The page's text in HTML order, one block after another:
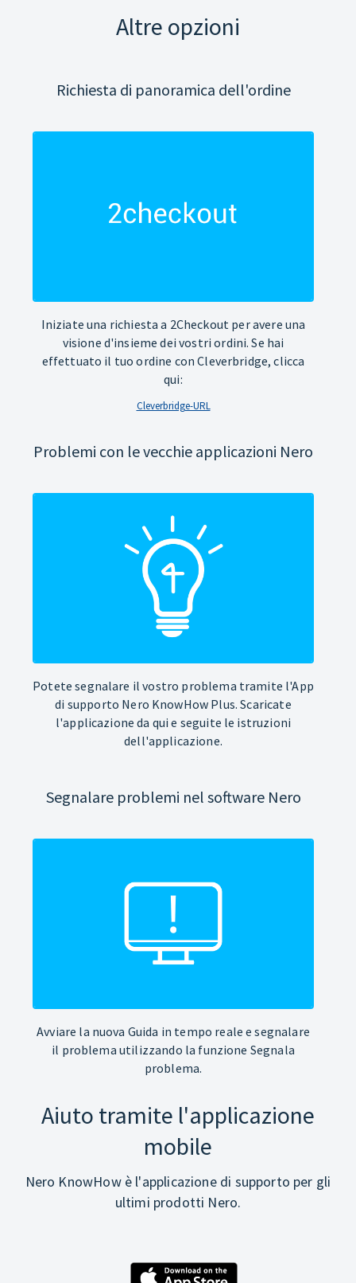
Altre opzioni
Richiesta di panoramica dell'ordine
Iniziate una richiesta a 2Checkout per avere una
visione d'insieme dei vostri ordini. Se hai
effettuato il tuo ordine con Cleverbridge, clicca
qui:
Cleverbridge-URL
Problemi con le vecchie applicazioni Nero
Potete segnalare il vostro problema tramite l'App
di supporto Nero KnowHow Plus. Scaricate
l'applicazione da qui e seguite le istruzioni
dell'applicazione.
Segnalare problemi nel software Nero
Avviare la nuova Guida in tempo reale e segnalare
il problema utilizzando la funzione Segnala
problema.
Aiuto tramite l'applicazione
mobile
Nero KnowHow è l'applicazione di supporto per gli
ultimi prodotti Nero.